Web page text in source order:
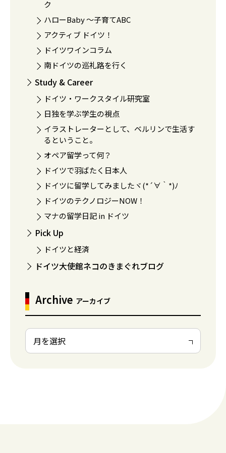
ク
ハローBaby 〜子育てABC
アクティブ ドイツ！
ドイツワインコラム
南ドイツの巡礼路を行く
Study & Career
ドイツ・ワークスタイル研究室
日独を学ぶ学生の視点
イラストレーターとして、ベルリンで生活す
るということ。
オペア留学って何？
ドイツで羽ばたく日本人
ドイツに留学してみましたヾ(*´∀｀*)ﾉ
ドイツのテクノロジーNOW！
マナの留学日記 in ドイツ
Pick Up
ドイツと経済
ドイツ大使館ネコのきまぐれブログ
Archive アーカイブ